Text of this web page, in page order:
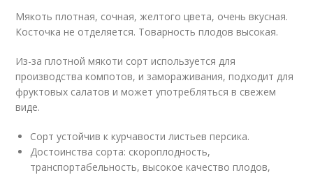
Мякоть плотная, сочная, желтого цвета, очень вкусная.
Косточка не отделяется. Товарность плодов высокая.
Из-за плотной мякоти сорт используется для
производства компотов, и замораживания, подходит для
фруктовых салатов и может употребляться в свежем
виде.
Сорт устойчив к курчавости листьев персика.
Достоинства сорта: скороплодность,
транспортабельность, высокое качество плодов,